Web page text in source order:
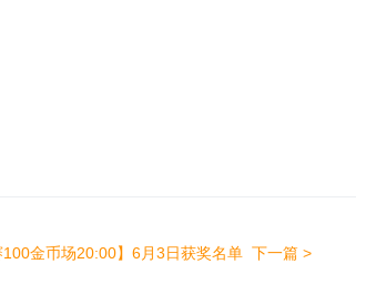
100金币场20:00】6月3日获奖名单 下一篇 >